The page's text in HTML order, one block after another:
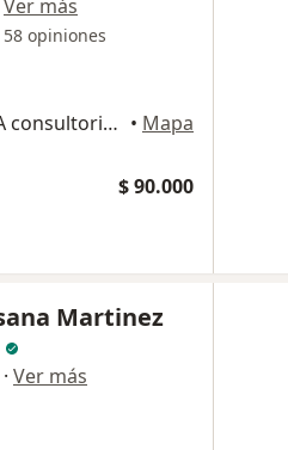
Ver más
58 opiniones
Avenida 0 10-78 ECOGRAFIA consultorio 402, Cúcuta • Mapa
$ 90.000
Martinez
· Ver más